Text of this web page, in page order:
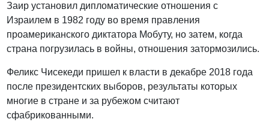
Заир установил дипломатические отношения с
Израилем в 1982 году во время правления
проамериканского диктатора Мобуту, но затем, когда
страна погрузилась в войны, отношения затормозились.
Феликс Чисекеди пришел к власти в декабре 2018 года
после президентских выборов, результаты которых
многие в стране и за рубежом считают
сфабрикованными.